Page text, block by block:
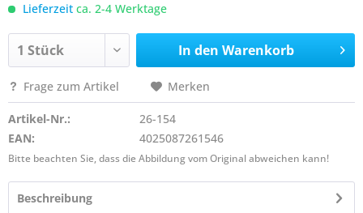
Lieferzeit ca. 2-4 Werktage
In den Warenkorb
Frage zum Artikel Merken
Artikel-Nr.:
26-154
EAN:
4025087261546
Bitte beachten Sie, dass die Abbildung vom Original abweichen kann!
Beschreibung